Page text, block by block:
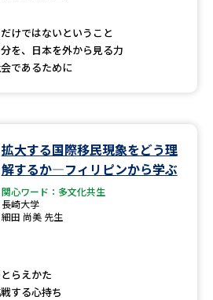
を調べる
奨学金・特待生制度特集
けではないということ
を、日本を外から見る力
であるために
拡大する国際移民現象をどう理
解するか―フィリピンから学ぶ
関心ワード：多文化共生
長崎大学
細田 尚美 先生
らえかた
する心持ち